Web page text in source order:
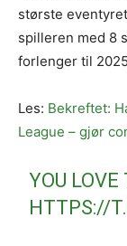
største
spilleren med 8
forlenger til
Les: Bekreftet:
League – gjør
YOU LOVE
HTTPS://